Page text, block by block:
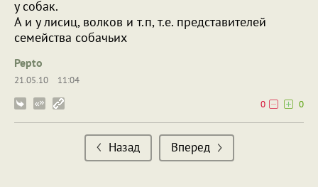
у собак.
А и у лисиц, волков и т.п, т.е. представителей
семейства собачьих
Pepto
21.05.10
11:04
0
0
Назад Вперед